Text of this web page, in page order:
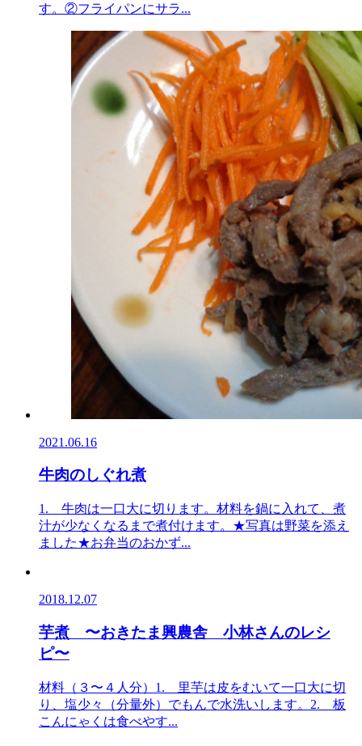
す。②フライパンにサラ...
2021.06.16
牛肉のしぐれ煮
1. 牛肉は一口大に切ります。材料を鍋に入れて、煮
汁が少なくなるまで煮付けます。★写真は野菜を添え
ました★お弁当のおかず...
2018.12.07
芋煮 〜おきたま興農舎 小林さんのレシ
ピ〜
材料（３〜４人分）1. 里芋は皮をむいて一口大に切
り、塩少々（分量外）でもんで水洗いします。2. 板
こんにゃくは食べやす...